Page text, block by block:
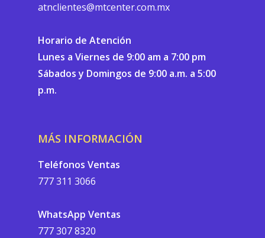
atnclientes@mtcenter.com.mx
Horario de Atención
Lunes a Viernes de 9:00 am a 7:00 pm
Sábados y Domingos de 9:00 a.m. a 5:00
p.m.
MÁS INFORMACIÓN
Teléfonos Ventas
777 311 3066
WhatsApp Ventas
777 307 8320